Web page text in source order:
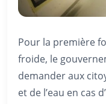
Pour la première
froide, le
demander aux
et de l’eau en cas